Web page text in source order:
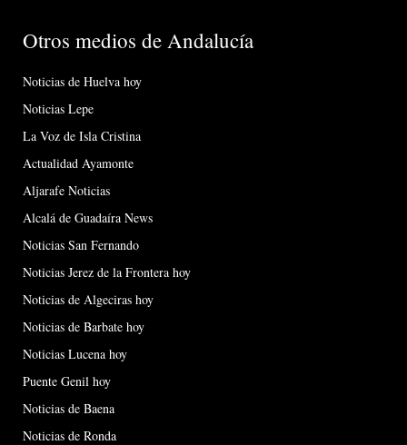
Otros medios de Andalucía
Noticias de Huelva hoy
Noticias Lepe
La Voz de Isla Cristina
Actualidad Ayamonte
Aljarafe Noticias
Alcalá de Guadaíra News
Noticias San Fernando
Noticias Jerez de la Frontera hoy
Noticias de Algeciras hoy
Noticias de Barbate hoy
Noticias Lucena hoy
Puente Genil hoy
Noticias de Baena
Noticias de Ronda